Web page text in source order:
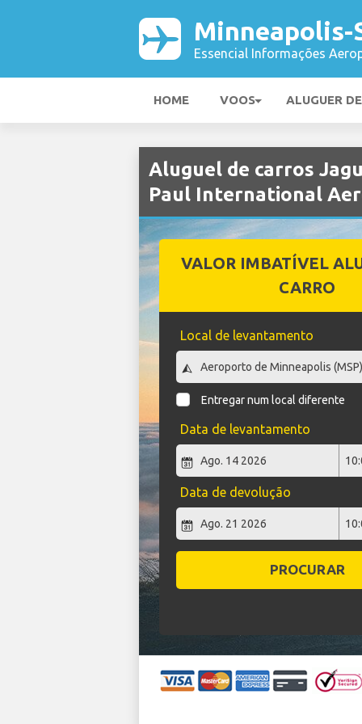
Essencial Informações
HOME VOOS ALUGUER
Aluguel de carros
Paul International
VALOR IMBATÍVEL
CARRO
Local de levantamento
Entregar num local diferente
Data de levantamento
Data de devolução
PROCURAR